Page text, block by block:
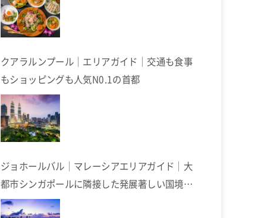
クアラルンプール｜エリアガイド｜交通も食事
もショッピングも人気N0.1の首都
ジョホールバル｜マレーシアエリアガイド｜大
都市シンガポールに隣接した発展著しい国境の
街